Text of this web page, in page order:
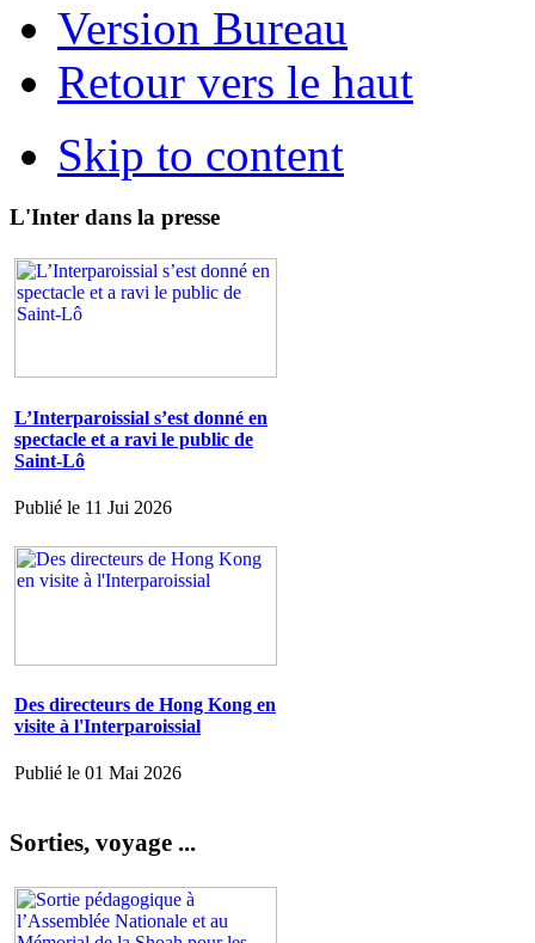
Version Bureau
Retour vers le haut
Skip to content
L'Inter dans la presse
L’Interparoissial s’est donné en
spectacle et a ravi le public de
Saint-Lô
Publié le 11 Jui 2026
Des directeurs de Hong Kong en
visite à l'Interparoissial
Publié le 01 Mai 2026
Sorties, voyage ...